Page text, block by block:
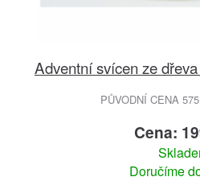
Adventní svícen ze
PŮVODNÍ CENA
Cena:
Doručíme